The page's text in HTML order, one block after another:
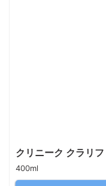
クリニーク クラリ
400ml